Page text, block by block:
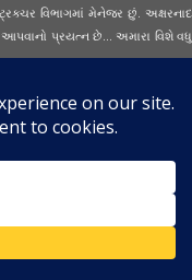
વિભાગમાં મેનેજર છું. અક્ષરનાદ
પ્રયત્ન છે... અમારા વિશે વધુ
Adhyaru ·
·